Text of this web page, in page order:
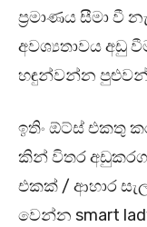
ප්‍රමාණය සීමා වී
අවශ්‍යතාවය අඩු
හඳුන්වන්න
ඉතිං ඕට්ස් එකතු
කින් විතර
එකක් / ආහාර
වෙන්න smart